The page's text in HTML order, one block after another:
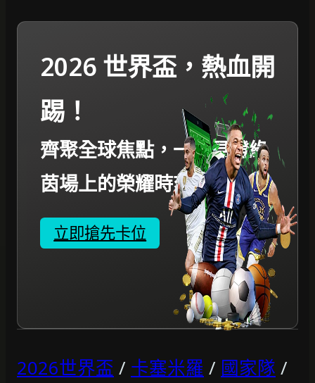
2026 世界盃，熱血開
踢！
齊聚全球焦點，一起見證綠
茵場上的榮耀時刻。
立即搶先卡位
2026世界盃 / 卡塞米羅 / 國家隊 /